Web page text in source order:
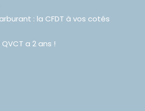
: la CFDT à vos cotés
QVCT a 2 ans !